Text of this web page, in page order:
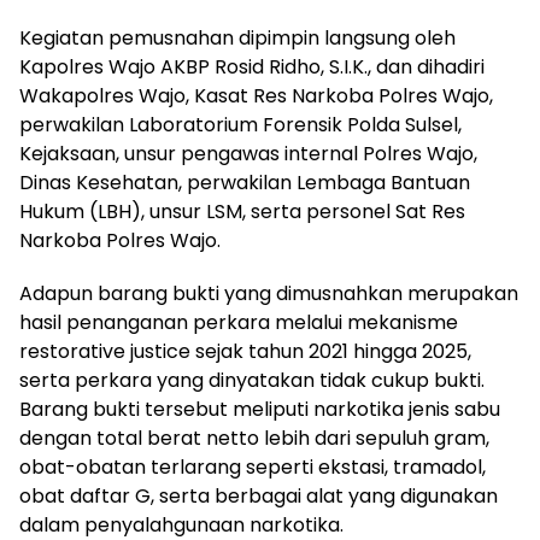
Kegiatan pemusnahan dipimpin langsung oleh
Kapolres Wajo AKBP Rosid Ridho, S.I.K., dan dihadiri
Wakapolres Wajo, Kasat Res Narkoba Polres Wajo,
perwakilan Laboratorium Forensik Polda Sulsel,
Kejaksaan, unsur pengawas internal Polres Wajo,
Dinas Kesehatan, perwakilan Lembaga Bantuan
Hukum (LBH), unsur LSM, serta personel Sat Res
Narkoba Polres Wajo.
Adapun barang bukti yang dimusnahkan merupakan
hasil penanganan perkara melalui mekanisme
restorative justice sejak tahun 2021 hingga 2025,
serta perkara yang dinyatakan tidak cukup bukti.
Barang bukti tersebut meliputi narkotika jenis sabu
dengan total berat netto lebih dari sepuluh gram,
obat-obatan terlarang seperti ekstasi, tramadol,
obat daftar G, serta berbagai alat yang digunakan
dalam penyalahgunaan narkotika.